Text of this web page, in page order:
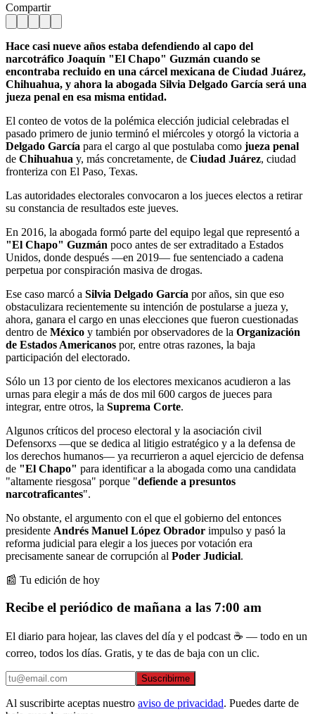
Compartir
Hace casi nueve años estaba defendiendo al capo del
narcotráfico Joaquín "El Chapo" Guzmán cuando se
encontraba recluido en una cárcel mexicana de Ciudad Juárez,
Chihuahua, y ahora la abogada Silvia Delgado García será una
jueza penal en esa misma entidad.
El conteo de votos de la polémica elección judicial celebradas el
pasado primero de junio terminó el miércoles y otorgó la victoria a
Delgado García para el cargo al que postulaba como jueza penal
de Chihuahua y, más concretamente, de Ciudad Juárez, ciudad
fronteriza con El Paso, Texas.
Las autoridades electorales convocaron a los jueces electos a retirar
su constancia de resultados este jueves.
En 2016, la abogada formó parte del equipo legal que representó a
"El Chapo" Guzmán poco antes de ser extraditado a Estados
Unidos, donde después —en 2019— fue sentenciado a cadena
perpetua por conspiración masiva de drogas.
Ese caso marcó a Silvia Delgado García por años, sin que eso
obstaculizara recientemente su intención de postularse a jueza y,
ahora, ganara el cargo en unas elecciones que fueron cuestionadas
dentro de México y también por observadores de la Organización
de Estados Americanos por, entre otras razones, la baja
participación del electorado.
Sólo un 13 por ciento de los electores mexicanos acudieron a las
urnas para elegir a más de dos mil 600 cargos de jueces para
integrar, entre otros, la Suprema Corte.
Algunos críticos del proceso electoral y la asociación civil
Defensorxs —que se dedica al litigio estratégico y a la defensa de
los derechos humanos— ya recurrieron a aquel ejercicio de defensa
de "El Chapo" para identificar a la abogada como una candidata
"altamente riesgosa" porque "defiende a presuntos
narcotraficantes".
No obstante, el argumento con el que el gobierno del entonces
presidente Andrés Manuel López Obrador impulso y pasó la
reforma judicial para elegir a los jueces por votación era
precisamente sanear de corrupción al Poder Judicial.
📰 Tu edición de hoy
Recibe el periódico de mañana a las 7:00 am
El diario para hojear, las claves del día y el podcast ☕ — todo en un
correo, todos los días. Gratis, y te das de baja con un clic.
Suscribirme
Al suscribirte aceptas nuestro aviso de privacidad. Puedes darte de